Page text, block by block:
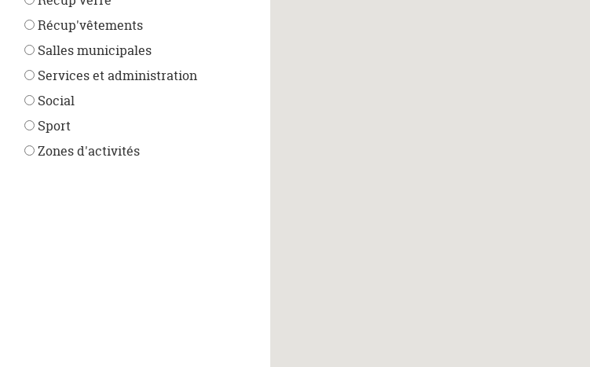
Récup'vêtements
Salles municipales
Services et administration
Social
Sport
Zones d'activités